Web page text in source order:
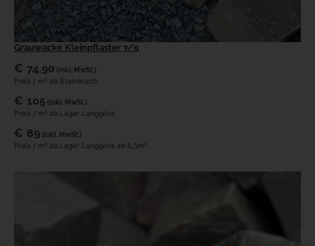
Grauwacke Kleinpflaster 7/9
€ 74,90 (inkl. MwSt.)
Preis / m² ab Steinbruch
€ 105 (inkl. MwSt.)
Preis / m² ab Lager Langgöns
€ 89(inkl. MwSt.)
Preis / m² ab Lager Langgöns ab 6,5m²